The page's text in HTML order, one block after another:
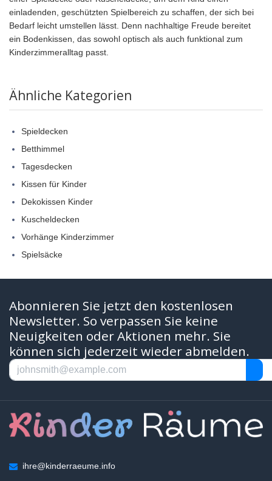
einladenden, geschützten Spielbereich zu schaffen, der sich bei
Bedarf leicht umstellen lässt. Denn nachhaltige Freude bereitet
ein Bodenkissen, das sowohl optisch als auch funktional zum
Kinderzimmeralltag passt.
Ähnliche Kategorien
Spieldecken
Betthimmel
Tagesdecken
Kissen für Kinder
Dekokissen Kinder
Kuscheldecken
Vorhänge Kinderzimmer
Spielsäcke
Abonnieren Sie jetzt den kostenlosen
Newsletter. So verpassen Sie keine
Neuigkeiten oder Aktionen mehr. Sie
können sich jederzeit wieder abmelden.
ihre@kinderraeume.info